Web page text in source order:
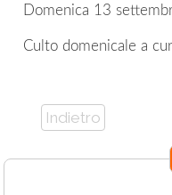
Domenica 13
Culto domenicale a
Indietro